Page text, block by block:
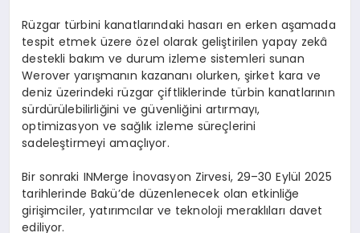
Rüzgar türbini kanatlarındaki hasarı en erken aşamada
tespit etmek üzere özel olarak geliştirilen yapay zekâ
destekli bakım ve durum izleme sistemleri sunan
Werover yarışmanın kazananı olurken, şirket kara ve
deniz üzerindeki rüzgar çiftliklerinde türbin kanatlarının
sürdürülebilirliğini ve güvenliğini artırmayı,
optimizasyon ve sağlık izleme süreçlerini
sadeleştirmeyi amaçlıyor.
Bir sonraki INMerge İnovasyon Zirvesi, 29–30 Eylül 2025
tarihlerinde Bakü’de düzenlenecek olan etkinliğe
girişimciler, yatırımcılar ve teknoloji meraklıları davet
ediliyor.